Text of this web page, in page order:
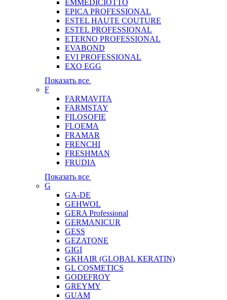
EMMEDICIOTTO
EPICA PROFESSIONAL
ESTEL HAUTE COUTURE
ESTEL PROFESSIONAL
ETERNO PROFESSIONAL
EVABOND
EVI PROFESSIONAL
EXO EGG
Показать все
F
FARMAVITA
FARMSTAY
FILOSOFIE
FLOEMA
FRAMAR
FRENCHI
FRESHMAN
FRUDIA
Показать все
G
GA-DE
GEHWOL
GERA Professional
GERMANICUR
GESS
GEZATONE
GIGI
GKHAIR (GLOBAL КЕRATIN)
GL COSMETICS
GODEFROY
GREYMY
GUAM